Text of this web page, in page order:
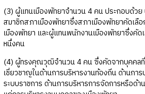
(3) ผู้แทนเมืองพัทยาจำนวน 4 คน ประกอบด้วย
สมาชิกสภาเมืองพัทยาซึ่งสภาเมืองพัทยาคัดเลื
เมืองพัทยา และผู้แทนพนักงานเมืองพัทยาซึ่งคัด
หนึ่งคน
(4) ผู้ทรงคุณวุฒิจำนวน 4 คน ซึ่งคัดจากบุคคลที่
เชี่ยวชาญในด้านการบริหารงานท้องถิ่น ด้านกา
ระบบราชการ ด้านการบริหารการจัดการหรือด้า